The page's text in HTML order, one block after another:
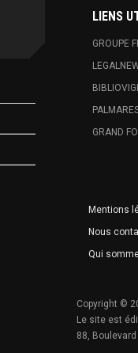
LIENS
GROUPE
GRAND
Mentions
Nous
Qui
Copyright ©
Le site est
88,